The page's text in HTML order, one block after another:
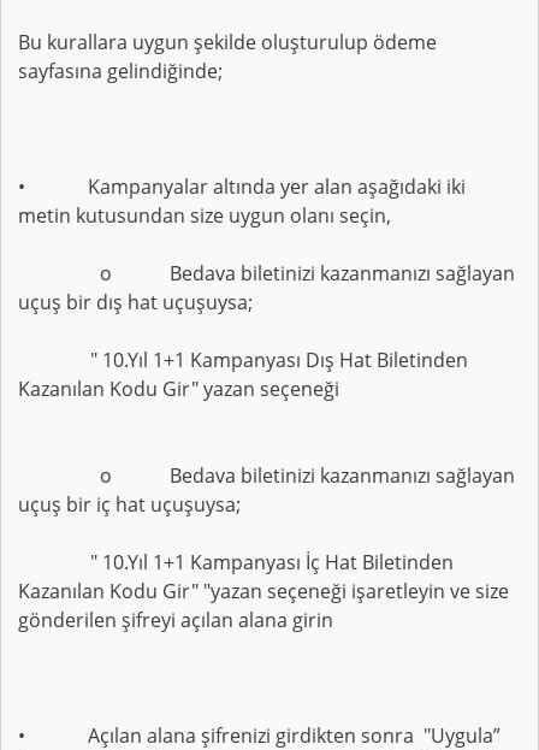
Bu kurallara uygun şekilde oluşturulup ödeme
sayfasına gelindiğinde;
• Kampanyalar altında yer alan aşağıdaki iki
metin kutusundan size uygun olanı seçin,
o Bedava biletinizi kazanmanızı sağlayan
uçuş bir dış hat uçuşuysa;
" 10.Yıl 1+1 Kampanyası Dış Hat Biletinden
Kazanılan Kodu Gir" yazan seçeneği
o Bedava biletinizi kazanmanızı sağlayan
uçuş bir iç hat uçuşuysa;
" 10.Yıl 1+1 Kampanyası İç Hat Biletinden
Kazanılan Kodu Gir" "yazan seçeneği işaretleyin ve size
gönderilen şifreyi açılan alana girin
• Açılan alana şifrenizi girdikten sonra "Uygula”